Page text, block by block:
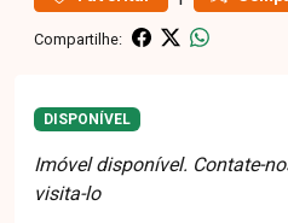
Compartilhe:
DISPONÍVEL
Imóvel disponível. Contate-
visita-lo